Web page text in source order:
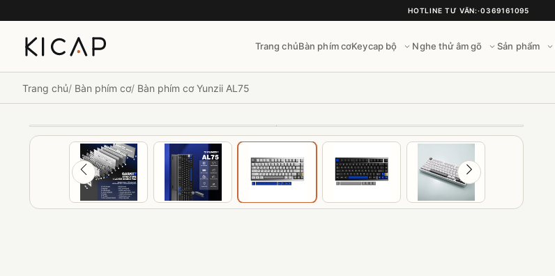
HOTLINE TƯ VẤN:·0369161095
Trang chủBàn phím cơKeycap bộ Nghe thử âm gõ Sản phẩm
Trang chủ Bàn phím cơ Bàn phím cơ Yunzii AL75